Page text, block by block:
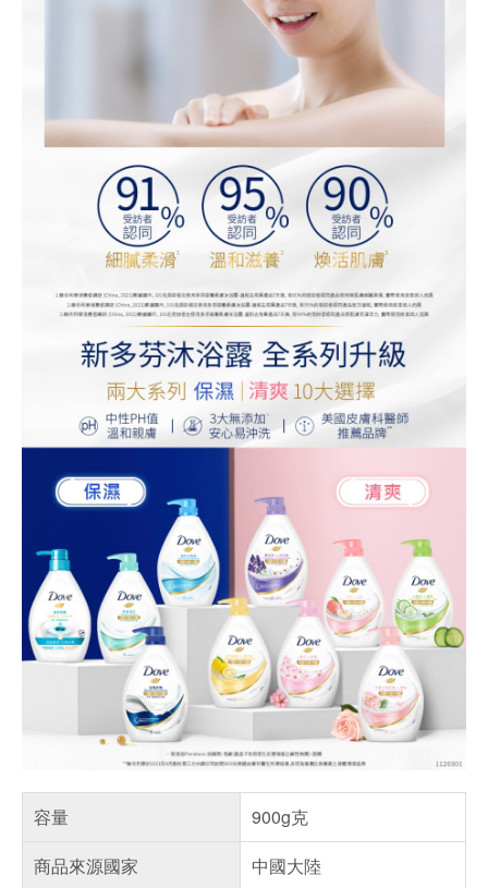
容量
900g克
商品來源國家
中國大陸